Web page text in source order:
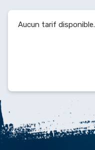
Aucun tarif disponible.